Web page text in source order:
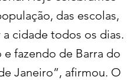
das escolas,
cidade todos os dias.
fazendo de Barra do
Janeiro”, afirmou. O